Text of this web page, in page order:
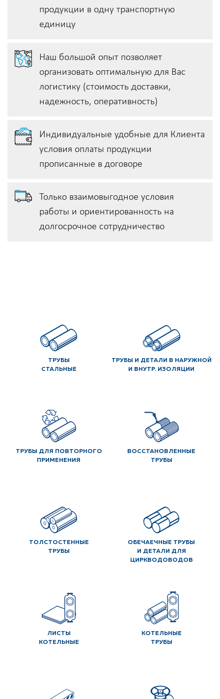
продукции в одну транспортную
единицу
Наш большой опыт позволяет
организовать оптимальную для Вас
логистику (стоимость доставки,
надежность, оперативность)
Индивидуальные удобные для Клиента
условия оплаты продукции
прописанные в договоре
Только взаимовыгодное условия
работы и ориентированность на
долгосрочное сотрудничество
ТРУБЫ
СТАЛЬНЫЕ
ТРУБЫ И ДЕТАЛИ В НАРУЖНОЙ
И ВНУТР. ИЗОЛЯЦИИ
ТРУБЫ ДЛЯ ПОВТОРНОГО
ПРИМЕНЕНИЯ
ВОССТАНОВЛЕННЫЕ
ТРУБЫ
ТОЛСТОСТЕННЫЕ
ТРУБЫ
ОБЕЧАЕЧНЫЕ ТРУБЫ
И ДЕТАЛИ ДЛЯ
ЦИРКВОДОВОДОВ
ЛИСТЫ
КОТЕЛЬНЫЕ
КОТЕЛЬНЫЕ
ТРУБЫ